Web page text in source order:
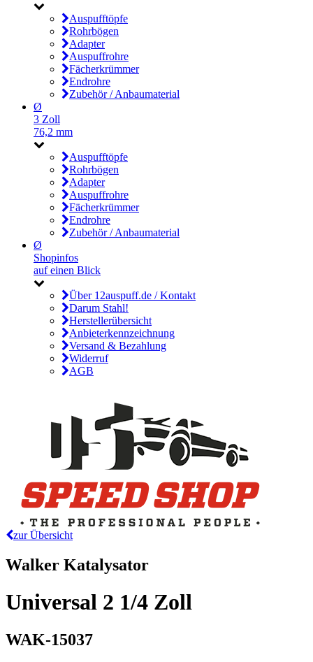
Auspufftöpfe
Rohrbögen
Adapter
Auspuffrohre
Fächerkrümmer
Endrohre
Zubehör / Anbaumaterial
Ø
3 Zoll
76,2 mm
Auspufftöpfe
Rohrbögen
Adapter
Auspuffrohre
Fächerkrümmer
Endrohre
Zubehör / Anbaumaterial
Ø
Shopinfos
auf einen Blick
Über 12auspuff.de / Kontakt
Darum Stahl!
Herstellerübersicht
Anbieterkennzeichnung
Versand & Bezahlung
Widerruf
AGB
zur Übersicht
Walker Katalysator
Universal 2 1/4 Zoll
WAK-15037